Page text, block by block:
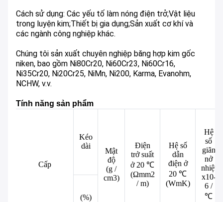
Cách sử dụng: Các yếu tố làm nóng điện trở;Vật liệu
trong luyện kim;Thiết bị gia dụng;Sản xuất cơ khí và
các ngành công nghiệp khác.
Chúng tôi sản xuất chuyên nghiệp băng hợp kim gốc
niken, bao gồm Ni80Cr20, Ni60Cr23, Ni60Cr16,
Ni35Cr20, Ni20Cr25, NiMn, Ni200, Karma, Evanohm,
NCHW, v.v.
Tính năng sản phẩm
Cấp
Kéo
dài
Mật
độ
(g /
cm3)
Điện
trở suất
ở 20 ℃
(Ωmm2
/ m)
Hệ số
dẫn
điện ở
20 ℃
(WmK)
Hệ
số
giãn
nở
nhiệt
x10-
6 /
℃
(%)